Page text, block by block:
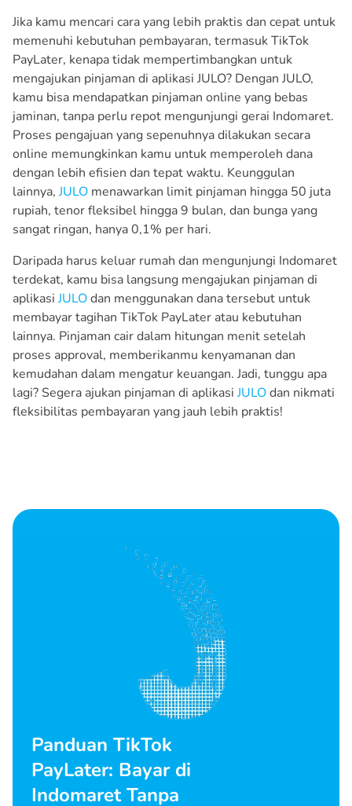
Jika kamu mencari cara yang lebih praktis dan cepat untuk
memenuhi kebutuhan pembayaran, termasuk TikTok
PayLater, kenapa tidak mempertimbangkan untuk
mengajukan pinjaman di aplikasi JULO? Dengan JULO,
kamu bisa mendapatkan pinjaman online yang bebas
jaminan, tanpa perlu repot mengunjungi gerai Indomaret.
Proses pengajuan yang sepenuhnya dilakukan secara
online memungkinkan kamu untuk memperoleh dana
dengan lebih efisien dan tepat waktu. Keunggulan
lainnya,JULO menawarkan limit pinjaman hingga 50 juta
rupiah, tenor fleksibel hingga 9 bulan, dan bunga yang
sangat ringan, hanya 0,1% per hari.
Daripada harus keluar rumah dan mengunjungi Indomaret
terdekat, kamu bisa langsung mengajukan pinjaman di
aplikasiJULOdan menggunakan dana tersebut untuk
membayar tagihan TikTok PayLater atau kebutuhan
lainnya. Pinjaman cair dalam hitungan menit setelah
proses approval, memberikanmu kenyamanan dan
kemudahan dalam mengatur keuangan. Jadi, tunggu apa
lagi? Segera ajukan pinjaman di aplikasiJULOdan nikmati
fleksibilitas pembayaran yang jauh lebih praktis!
Panduan TikTok
PayLater: Bayar di
Indomaret Tanpa